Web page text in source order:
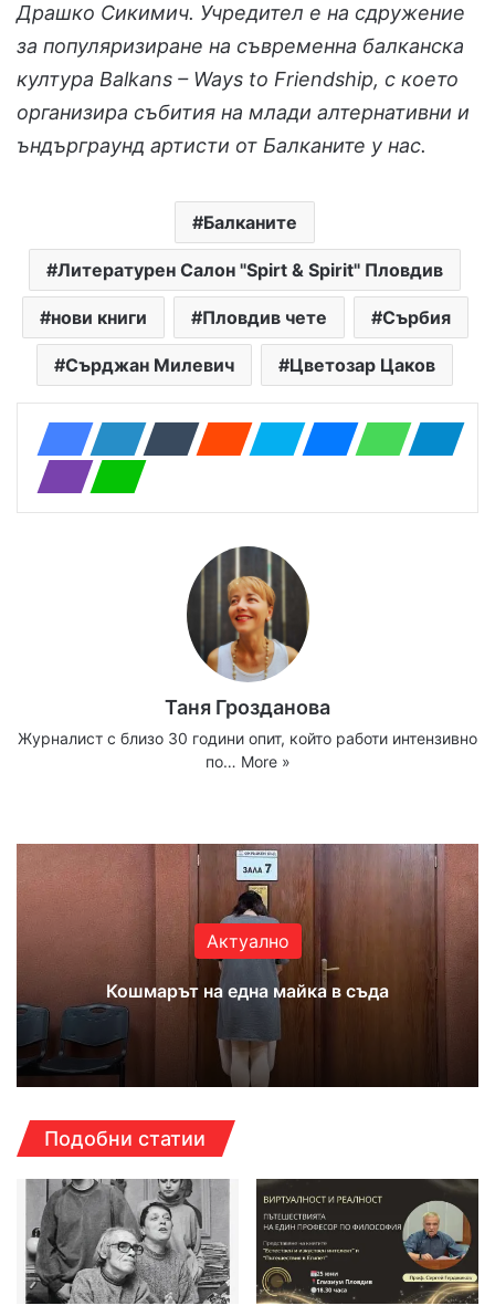
Драшко Сикимич. Учредител е на сдружение
за популяризиране на съвременна балканска
култура Balkans – Ways to Friendship, с което
организира събития на млади алтернативни и
ъндърграунд артисти от Балканите у нас.
Балканите
Литературен Салон "Spirt & Spirit" Пловдив
нови книги Пловдив чете Сърбия
Сърджан Милевич Цветозар Цаков
Таня Грозданова
Журналист с близо 30 години опит, който работи интензивно
по… More »
Актуално
Кошмарът на една майка в съда
Подобни статии